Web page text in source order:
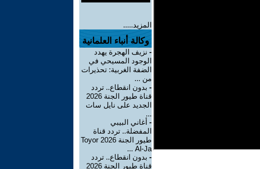
المزيد.....
وكالة أنباء العلمانية
- نزيف الهجرة يهدد
الوجود المسيحي في
الضفة الغربية: تحذيرات
من ...
- بدون انقطاع.. تردد
قناة طيور الجنة 2026
الجديد على نايل سات
...
- أغاني البيبي
المفضلة.. تردد قناة
طيور الجنة 2026 Toyor
Al-Ja ...
- بدون انقطاع.. تردد
قناة طيور الجنة 2026